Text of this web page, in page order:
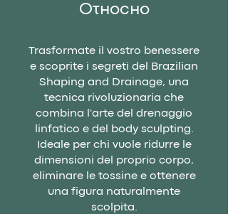
Относно
Trasformate il vostro benessere
e scoprite i segreti del Brazilian
Shaping and Drainage, una
tecnica rivoluzionaria che
combina l'arte del drenaggio
linfatico e del body sculpting.
Ideale per chi vuole ridurre le
dimensioni del proprio corpo,
eliminare le tossine e ottenere
una figura naturalmente
scolpita.